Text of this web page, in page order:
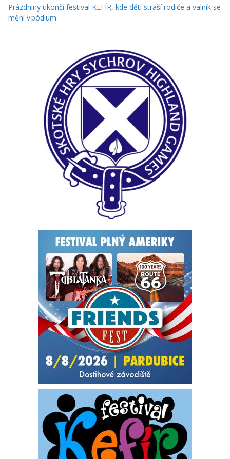
Prázdniny ukončí festival KEFÍR, kde děti straší rodiče a valník se
mění v pódium